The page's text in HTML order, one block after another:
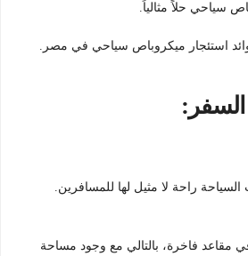
سياحي حلاً مثالياً.
استئجار ميكروباص سياحي في مصر.
السياحة راحة لا مثيل لها للمسافرين.
مقاعد فاخرة، بالتالي مع وجود مساحة